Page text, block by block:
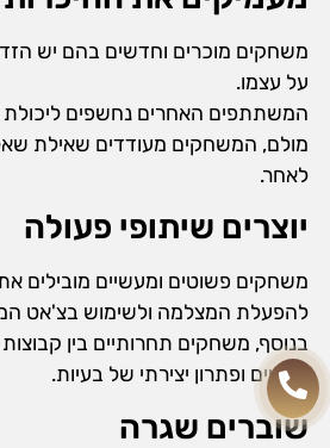
משחקים מוכרים וחדשים בהם יש
על עצמו.
המשתתפים האחרים נחשפים
מולם, המשחקים מעודדים שאילת
לאחר.
יוצרים שיתופי פעולה
משחקים פשוטים ומעשיים מובילים
להפעלת המצלמה ולשימוש בצ'אט
בנוסף, משחקים תחרותיים בין קבוצות
חדשים ופתרון יצירתי של בעיות.
שוברים שגרה